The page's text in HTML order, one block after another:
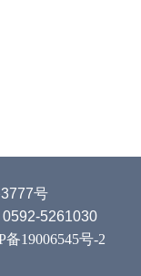
号
5261030
19006545号-2